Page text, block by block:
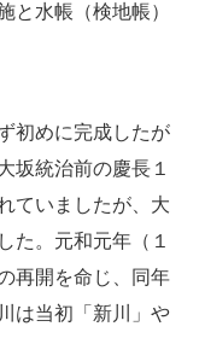
と水帳（検地帳）
初めに完成したが
坂統治前の慶長１
ていましたが、大
た。元和元年（１
再開を命じ、同年
は当初「新川」や